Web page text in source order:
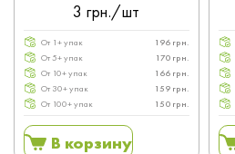
3 грн./шт
От 1+ упак
196 грн.
От 5+ упак
170 грн.
От 10+ упак
166 грн.
От 30+ упак
159 грн.
От 100+ упак
150 грн.
В корзину